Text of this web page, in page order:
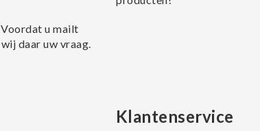
u mailt
daar uw vraag.
Klantenservice